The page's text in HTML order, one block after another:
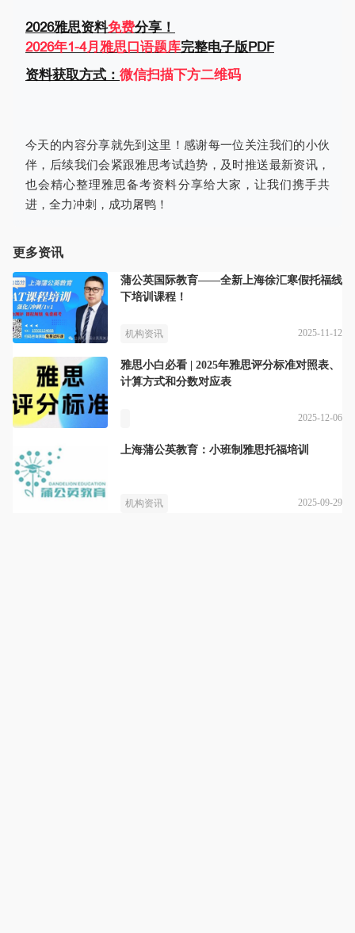
2026雅思资料免费分享！
2026年1-4月雅思口语题库完整电子版PDF
资料获取方式： 微信扫描下方二维码
今天的内容分享就先到这里！感谢每一位关注我们的小伙
伴，后续我们会紧跟雅思考试趋势，及时推送最新资讯，
也会精心整理雅思备考资料分享给大家，让我们携手共
进，全力冲刺，成功屠鸭！
更多资讯
蒲公英国际教育——全新上海徐汇寒假托福线
下培训课程！
机构资讯 2025-11-12
雅思小白必看 | 2025年雅思评分标准对照表、
计算方式和分数对应表
2025-12-06
上海蒲公英教育：小班制雅思托福培训
机构资讯 2025-09-29